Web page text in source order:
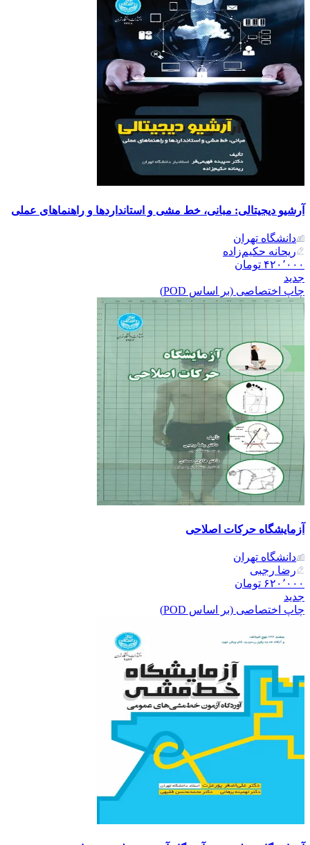
آرشیو دیجیتالی: مبانی، خط مشی و استانداردها و راهنماهای عملی
دانشگاه تهران
ریحانه حکیم‌زاده
۴۲۰٬۰۰۰ تومان
جدید
چاپ اختصاصی (بر اساس POD)
آزمایشگاه حرکات اصلاحی
دانشگاه تهران
رضا رجبی
۶۲۰٬۰۰۰ تومان
جدید
چاپ اختصاصی (بر اساس POD)